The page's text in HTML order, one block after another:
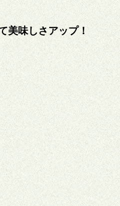
美味しさアップ！